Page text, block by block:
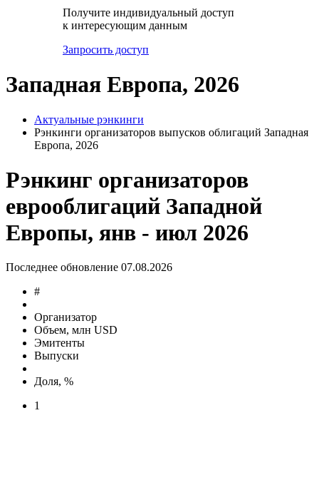
Получите индивидуальный доступ
к интересующим данным
Запросить доступ
Западная Европа, 2026
Актуальные рэнкинги
Рэнкинги организаторов выпусков облигаций Западная
Европа, 2026
Рэнкинг организаторов
еврооблигаций Западной
Европы, янв - июл 2026
Последнее обновление 07.08.2026
#
Организатор
Объем, млн USD
Эмитенты
Выпуски
Доля, %
1